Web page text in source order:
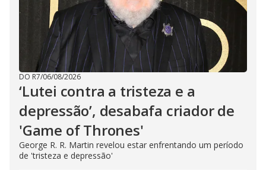
DO R7/06/08/2026
‘Lutei contra a tristeza e a
depressão’, desabafa criador de
'Game of Thrones'
George R. R. Martin revelou estar enfrentando um período
de 'tristeza e depressão'